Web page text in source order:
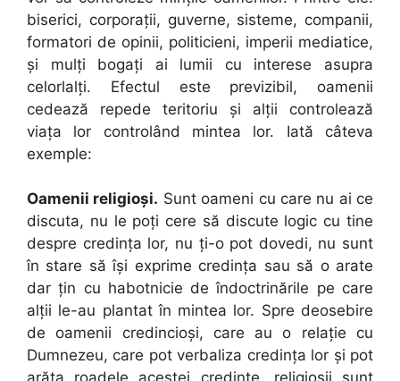
biserici, corporaţii, guverne, sisteme, companii,
formatori de opinii, politicieni, imperii mediatice,
şi mulţi bogaţi ai lumii cu interese asupra
celorlalţi. Efectul este previzibil, oamenii
cedează repede teritoriu şi alţii controlează
viaţa lor controlând mintea lor. Iată câteva
exemple:
Oamenii religioşi. Sunt oameni cu care nu ai ce
discuta, nu le poţi cere să discute logic cu tine
despre credinţa lor, nu ţi-o pot dovedi, nu sunt
în stare să îşi exprime credinţa sau să o arate
dar ţin cu habotnicie de îndoctrinările pe care
alţii le-au plantat în mintea lor. Spre deosebire
de oamenii credincioşi, care au o relaţie cu
Dumnezeu, care pot verbaliza credinţa lor şi pot
arăta roadele acestei credinţe, religioşii sunt